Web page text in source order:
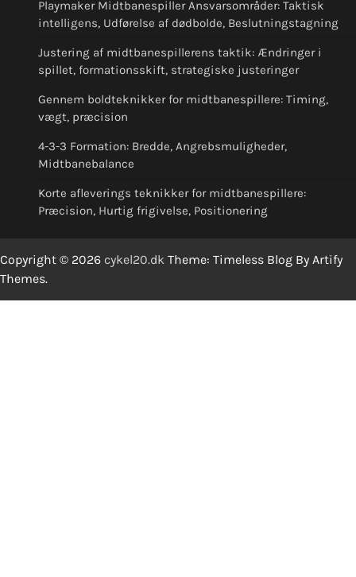
Playmaker Midtbanespiller Ansvarsområder: Taktisk
intelligens, Udførelse af dødbolde, Beslutningstagning
Justering af midtbanespillerens taktik: Ændringer i
spillet, formationsskift, strategiske justeringer
Gennem boldteknikker for midtbanespillere: Timing,
vægt, præcision
4-3-3 Formation: Bredde, Angrebsmuligheder,
Midtbanebalance
Korte afleverings teknikker for midtbanespillere:
Præcision, Hurtig frigivelse, Positionering
Copyright © 2026 cykel20.dk Theme: Timeless Blog By Artify
Themes.